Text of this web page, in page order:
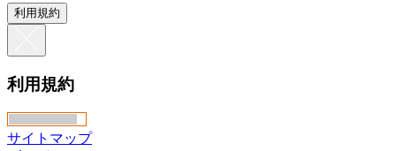
利用規約
利用規約
サイトマップ